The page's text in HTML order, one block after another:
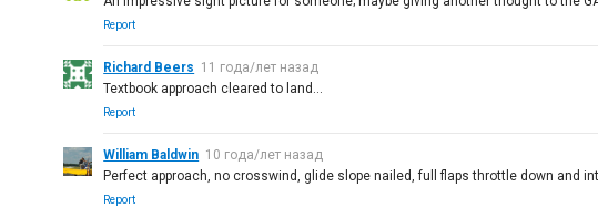
Report
Richard Beers 11 года/лет назад
Textbook approach cleared to land...
Report
William Baldwin 10 года/лет назад
Perfect approach, no crosswind, glide slope nailed, full flaps throttle down and
Report